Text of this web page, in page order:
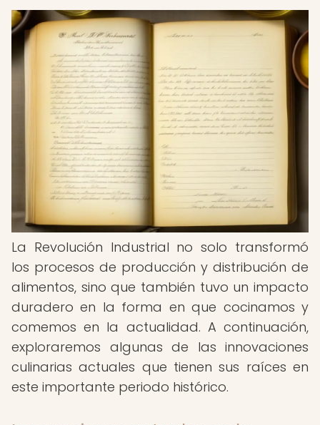
La Revolución Industrial no solo transformó
los procesos de producción y distribución de
alimentos, sino que también tuvo un impacto
duradero en la forma en que cocinamos y
comemos en la actualidad. A continuación,
exploraremos algunas de las innovaciones
culinarias actuales que tienen sus raíces en
este importante periodo histórico.